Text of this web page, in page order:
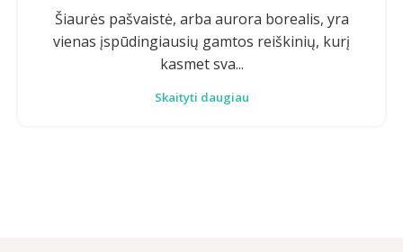
Šiaurės pašvaistė, arba aurora borealis, yra
vienas įspūdingiausių gamtos reiškinių, kurį
kasmet sva...
Skaityti daugiau